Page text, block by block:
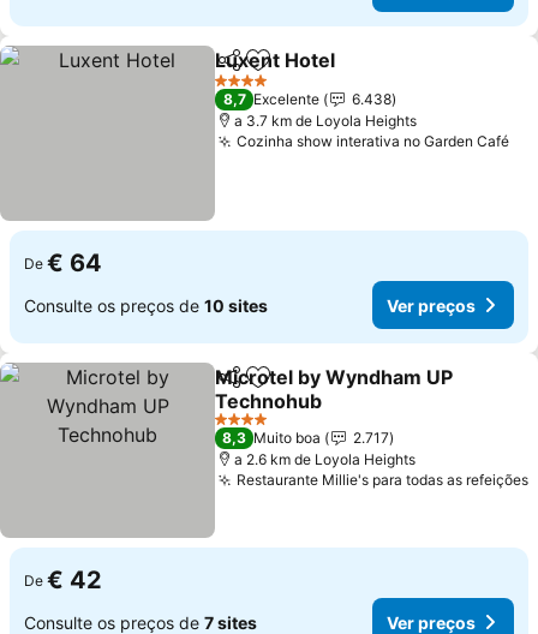
PartilharAdicionar aos favoritos
Luxent Hotel
4 Estrelas
8,7 Excelente
6.438
a 3.7 km de Loyola Heights
Cozinha show interativa no Garden Café
De € 64
Consulte os preços de 10 sites Ver preços
PartilharAdicionar aos favoritos
Microtel by Wyndham UP
Technohub
Ver preços
4 Estrelas
8,3 Muito boa
2.717
a 2.6 km de Loyola Heights
Restaurante Millie's para todas as refeições
De € 42
Consulte os preços de 7 sites Ver preços